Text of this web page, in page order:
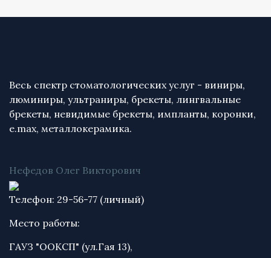
Весь спектр стоматологических услуг - виниры,
люминиры, ультраниры, брекеты, лингвальные
брекеты, невидимые брекеты, импланты, коронки,
e.max, металлокерамика.
Нефедов Олег Викторович
Телефон: 29-56-77 (личный)
Место работы:
ГАУЗ "ООКСП" (ул.Гая 13),